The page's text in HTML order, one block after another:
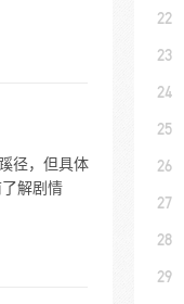
径，但具体
解剧情
22
23
24
25
26
27
28
29